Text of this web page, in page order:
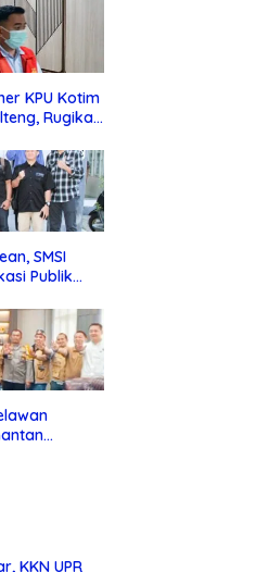
KPU Kotim
Rugikan
SMSI
Publik
KKN UPR